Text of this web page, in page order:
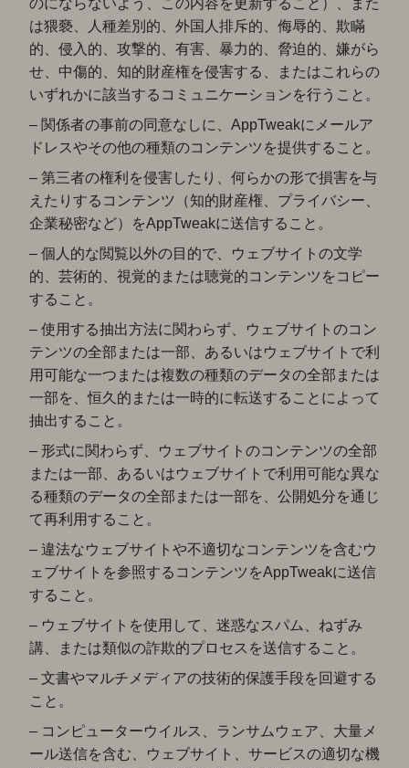
のにならないよう、この内容を更新すること）、また
は猥褻、人種差別的、外国人排斥的、侮辱的、欺瞞
的、侵入的、攻撃的、有害、暴力的、脅迫的、嫌がら
せ、中傷的、知的財産権を侵害する、またはこれらの
いずれかに該当するコミュニケーションを行うこと。
– 関係者の事前の同意なしに、AppTweakにメールア
ドレスやその他の種類のコンテンツを提供すること。
– 第三者の権利を侵害したり、何らかの形で損害を与
えたりするコンテンツ（知的財産権、プライバシー、
企業秘密など）をAppTweakに送信すること。
– 個人的な閲覧以外の目的で、ウェブサイトの文学
的、芸術的、視覚的または聴覚的コンテンツをコピー
すること。
– 使用する抽出方法に関わらず、ウェブサイトのコン
テンツの全部または一部、あるいはウェブサイトで利
用可能な一つまたは複数の種類のデータの全部または
一部を、恒久的または一時的に転送することによって
抽出すること。
– 形式に関わらず、ウェブサイトのコンテンツの全部
または一部、あるいはウェブサイトで利用可能な異な
る種類のデータの全部または一部を、公開処分を通じ
て再利用すること。
– 違法なウェブサイトや不適切なコンテンツを含むウ
ェブサイトを参照するコンテンツをAppTweakに送信
すること。
– ウェブサイトを使用して、迷惑なスパム、ねずみ
講、または類似の詐欺的プロセスを送信すること。
– 文書やマルチメディアの技術的保護手段を回避する
こと。
– コンピューターウイルス、ランサムウェア、大量メ
ール送信を含む、ウェブサイト、サービスの適切な機